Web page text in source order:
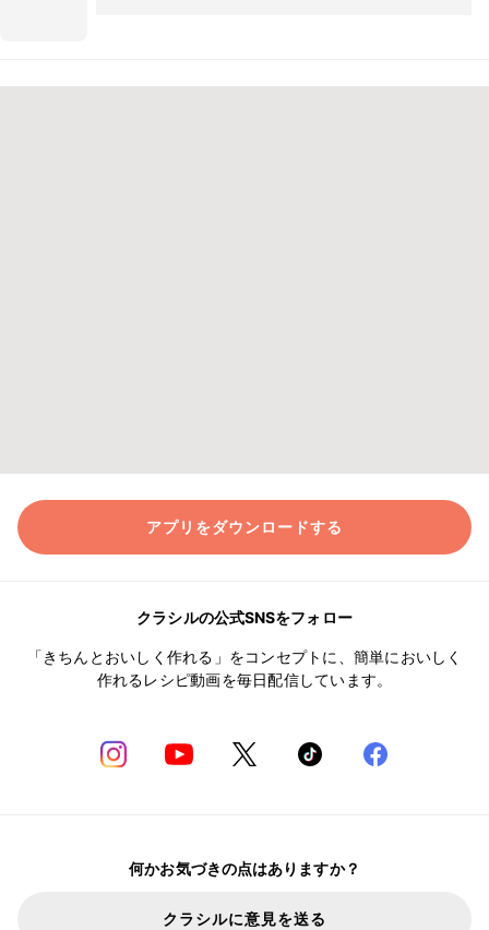
アプリをダウンロードする
クラシルの公式SNSをフォロー
「きちんとおいしく作れる」をコンセプトに、簡単においしく
作れるレシピ動画を毎日配信しています。
何かお気づきの点はありますか？
クラシルに意見を送る